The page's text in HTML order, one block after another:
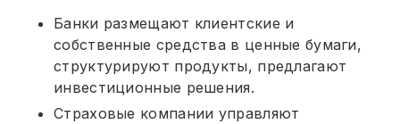
Банки размещают клиентские и
собственные средства в ценные бумаги,
структурируют продукты, предлагают
инвестиционные решения.
Страховые компании управляют